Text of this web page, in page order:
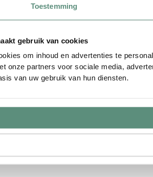
Toestemming
gebruik van cookies
om inhoud en advertenties te
onze partners voor sociale media,
van uw gebruik van hun diensten.